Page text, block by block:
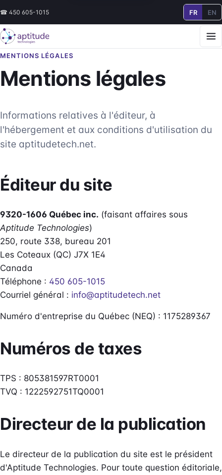
☎ 450 605-1015 FR EN
MENTIONS LÉGALES
Mentions légales
Informations relatives à l'éditeur, à
l'hébergement et aux conditions d'utilisation du
site aptitudetech.net.
Éditeur du site
9320-1606 Québec inc. (faisant affaires sous
Aptitude Technologies)
250, route 338, bureau 201
Les Coteaux (QC) J7X 1E4
Canada
Téléphone : 450 605-1015
Courriel général : info@aptitudetech.net
Numéro d'entreprise du Québec (NEQ) : 1175289367
Numéros de taxes
TPS : 805381597RT0001
TVQ : 1222592751TQ0001
Directeur de la publication
Le directeur de la publication du site est le président
d'Aptitude Technologies. Pour toute question éditoriale,